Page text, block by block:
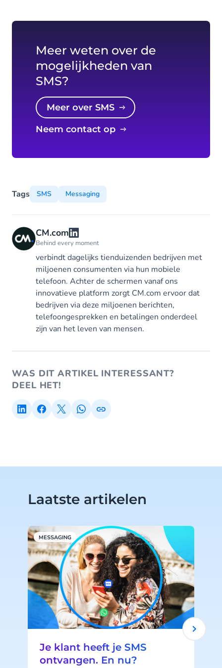
Meer weten over de
mogelijkheden van
SMS?
Meer over SMS
Neem contact op
Tags SMS Messaging
CM.com
Behind every moment
verbindt dagelijks tienduizenden bedrijven met
miljoenen consumenten via hun mobiele
telefoon. Achter de schermen vanaf ons
innovatieve platform zorgt CM.com ervoor dat
bedrijven via deze miljoenen berichten,
telefoongesprekken en betalingen onderdeel
zijn van het leven van mensen.
WAS DIT ARTIKEL INTERESSANT?
DEEL HET!
Laatste artikelen
MESSAGING
Je klant heeft je SMS
ontvangen. En nu?